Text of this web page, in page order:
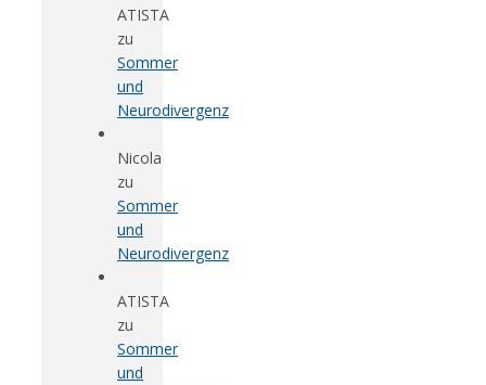
ATISTA
zu
Sommer
und
Neurodivergenz
Nicola
zu
Sommer
und
Neurodivergenz
ATISTA
zu
Sommer
und